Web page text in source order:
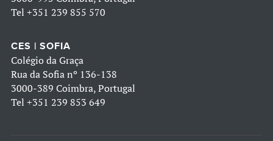
Tel +351 239 855 570
CES | SOFIA
Colégio da Graça
Rua da Sofia nº 136-138
3000-389 Coimbra, Portugal
Tel +351 239 853 649